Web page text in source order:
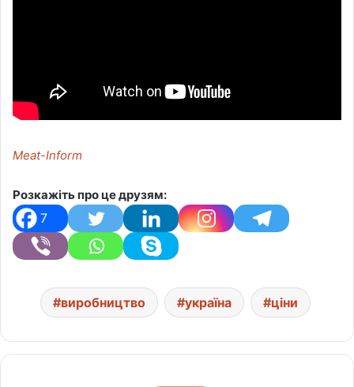
Meat-Inform
Розкажіть про це друзям:
7
виробництво україна ціни